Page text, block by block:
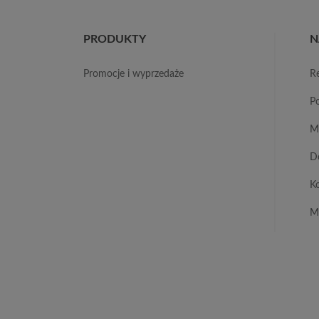
PRODUKTY
promocje i wyprzedaże